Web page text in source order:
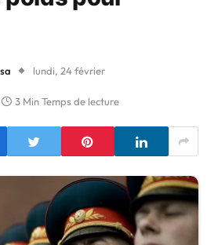
lundi, 24 février
3 Min Temps de lecture